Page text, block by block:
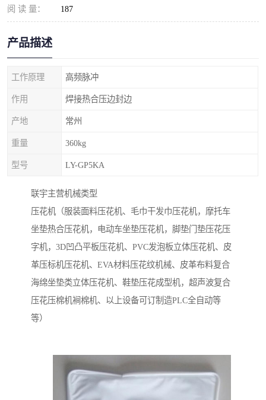
阅 读 量： 187
产品描述
工作原理 高频脉冲
作用 焊接热合压边封边
产地 常州
重量 360kg
型号 LY-GP5KA
联宇主营机械类型
压花机（服装面料压花机、毛巾干发巾压花机，摩托车
坐垫热合压花机，电动车坐垫压花机，脚垫门垫压花压
字机，3D凹凸平板压花机、PVC发泡板立体压花机、皮
革压标机压花机、EVA材料压花纹机械、皮革布料复合
海绵坐垫类立体压花机、鞋垫压花成型机，超声波复合
压花压棉机裥棉机、以上设备可订制造PLC全自动等
等）